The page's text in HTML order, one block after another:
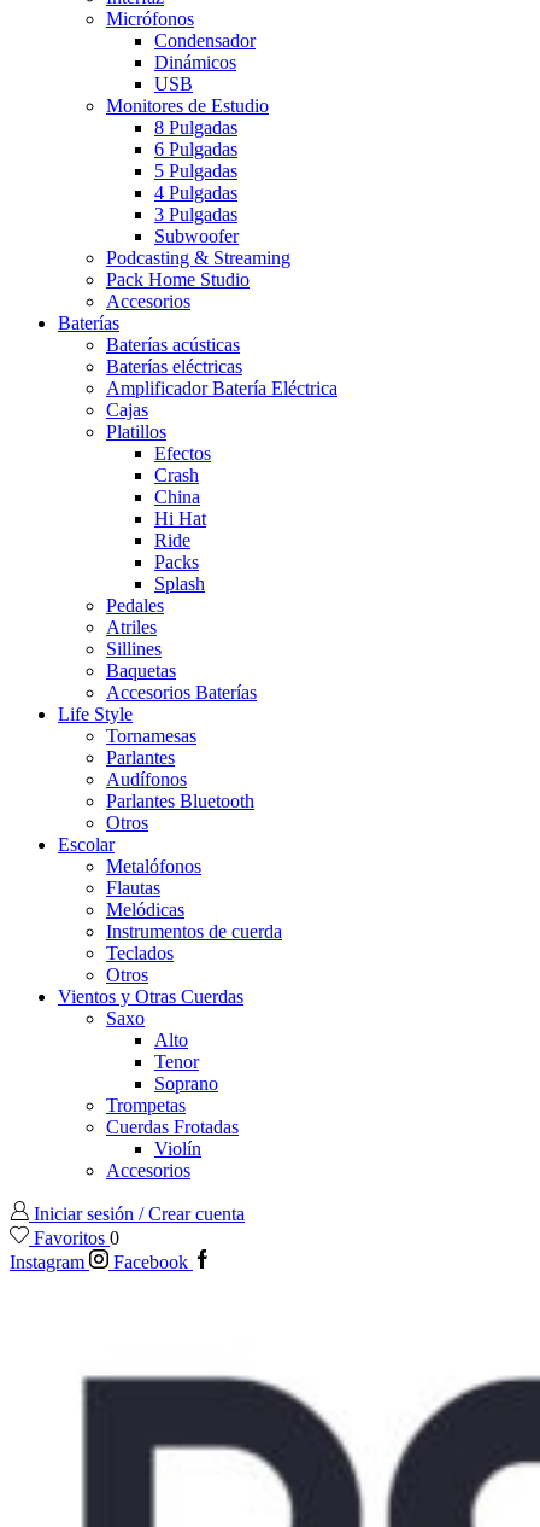
Micrófonos
Condensador
Dinámicos
USB
Monitores de Estudio
8 Pulgadas
6 Pulgadas
5 Pulgadas
4 Pulgadas
3 Pulgadas
Subwoofer
Podcasting & Streaming
Pack Home Studio
Accesorios
Baterías
Baterías acústicas
Baterías eléctricas
Amplificador Batería Eléctrica
Cajas
Platillos
Efectos
Crash
China
Hi Hat
Ride
Packs
Splash
Pedales
Atriles
Sillines
Baquetas
Accesorios Baterías
Life Style
Tornamesas
Parlantes
Audífonos
Parlantes Bluetooth
Otros
Escolar
Metalófonos
Flautas
Melódicas
Instrumentos de cuerda
Teclados
Otros
Vientos y Otras Cuerdas
Saxo
Alto
Tenor
Soprano
Trompetas
Cuerdas Frotadas
Violín
Accesorios
Iniciar sesión / Crear cuenta
Favoritos 0
Instagram
Facebook